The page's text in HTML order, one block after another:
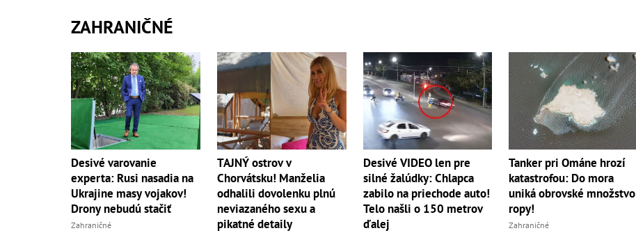
ZAHRANIČNÉ
Desivé varovanie
experta: Rusi nasadia na
Ukrajine masy vojakov!
Drony nebudú stačiť
Zahraničné
TAJNÝ ostrov v
Chorvátsku! Manželia
odhalili dovolenku plnú
neviazaného sexu a
pikatné detaily
Desivé VIDEO len pre
silné žalúdky: Chlapca
zabilo na priechode auto!
Telo našli o 150 metrov
ďalej
Tanker pri Ománe hrozí
katastrofou: Do mora
uniká obrovské množstvo
ropy!
Zahraničné